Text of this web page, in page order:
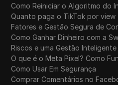
Como Reiniciar o Algoritmo do
Quanto paga o TikTok por view
Fatores e Gestão Segura de
Como Ganhar Dinheiro com a
Riscos e uma Gestão
O que é o Meta Pixel? Como
Como Usar Em Segurança
Comprar Comentários no